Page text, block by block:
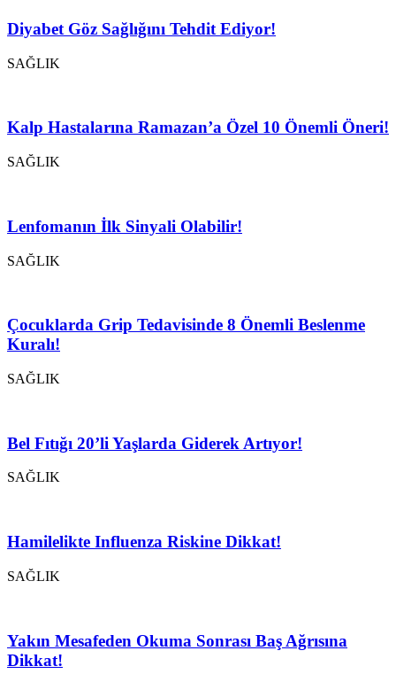
Diyabet Göz Sağlığını Tehdit Ediyor!
SAĞLIK
Kalp Hastalarına Ramazan’a Özel 10 Önemli Öneri!
SAĞLIK
Lenfomanın İlk Sinyali Olabilir!
SAĞLIK
Çocuklarda Grip Tedavisinde 8 Önemli Beslenme
Kuralı!
SAĞLIK
Bel Fıtığı 20’li Yaşlarda Giderek Artıyor!
SAĞLIK
Hamilelikte Influenza Riskine Dikkat!
SAĞLIK
Yakın Mesafeden Okuma Sonrası Baş Ağrısına
Dikkat!